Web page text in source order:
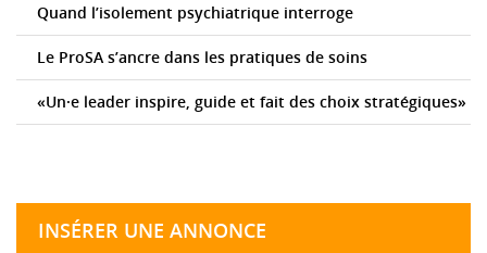
Quand l’isolement psychiatrique interroge
Le ProSA s’ancre dans les pratiques de soins
«Un·e leader inspire, guide et fait des choix stratégiques»
INSÉRER UNE ANNONCE